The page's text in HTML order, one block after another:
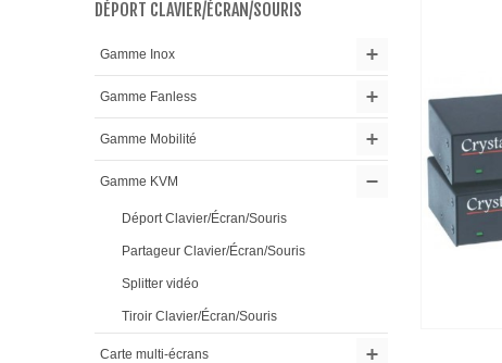
DÉPORT CLAVIER/ÉCRAN/SOURIS
Gamme Inox
Gamme Fanless
Gamme Mobilité
Gamme KVM
Déport Clavier/Écran/Souris
Partageur Clavier/Écran/Souris
Splitter vidéo
Tiroir Clavier/Écran/Souris
Carte multi-écrans